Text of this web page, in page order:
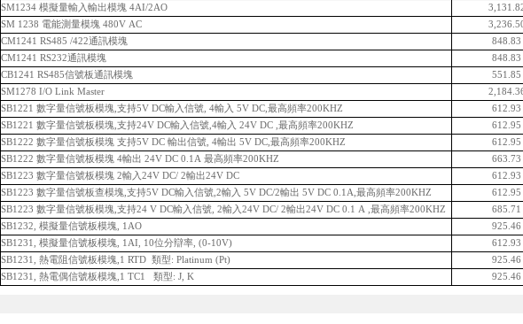
SM1234 模擬量輸入輸出模塊 4AI/2AO
SM 1238 電能測量模塊 480V AC
CM1241 RS485 /422通訊模塊
848.83
CM1241 RS232通訊模塊
848.83
CB1241 RS485信號板通訊模塊
551.85
SM1278 I/O Link Master
SB1221 數字量信號板模塊,支持5V DC輸入信號, 4輸入 5V DC,最高頻率200KHZ
612.93
SB1221 數字量信號板模塊,支持24V DC輸入信號,4輸入 24V DC ,最高頻率200KHZ
612.95
SB1222 數字量信號板模塊 支持5V DC 輸出信號, 4輸出 5V DC,最高頻率200KHZ
612.95
SB1222 數字量信號板模塊 4輸出 24V DC 0.1A 最高頻率200KHZ
663.73
SB1223 數字量信號板模塊 2輸入24V DC/ 2輸出24V DC
612.93
SB1223 數字量信號板查模塊,支持5V DC輸入信號,2輸入 5V DC/2輸出 5V DC 0.1A,最高頻率200KHZ
612.95
SB1223 數字量信號板模塊,支持24 V DC輸入信號, 2輸入24V DC/ 2輸出24V DC 0.1 A ,最高頻率200KHZ
685.71
SB1232, 模擬量信號板模塊, 1AO
925.46
SB1231, 模擬量信號板模塊, 1AI, 10位分辯率, (0-10V)
612.93
SB1231, 熱電阻信號板模塊,1 RTD 類型: Platinum (Pt)
925.46
SB1231, 熱電偶信號板模塊,1 TC1 類型: J, K 925.46